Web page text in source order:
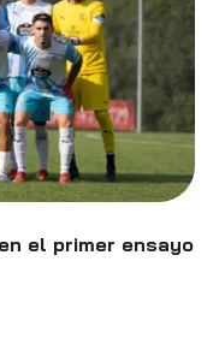
el primer ensayo